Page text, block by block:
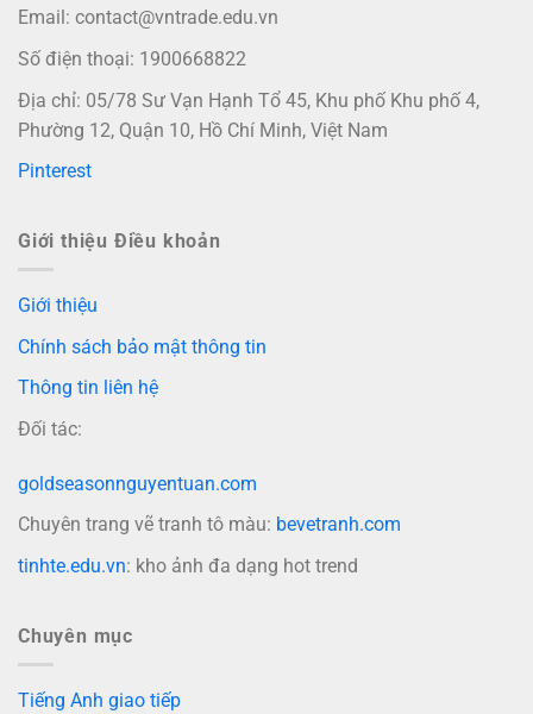
Email: contact@vntrade.edu.vn
Số điện thoại: 1900668822
Địa chỉ: 05/78 Sư Vạn Hạnh Tổ 45, Khu phố Khu phố 4,
Phường 12, Quận 10, Hồ Chí Minh, Việt Nam
Pinterest
Giới thiệu Điều khoản
Giới thiệu
Chính sách bảo mật thông tin
Thông tin liên hệ
Đối tác:
goldseasonnguyentuan.com
Chuyên trang vẽ tranh tô màu: bevetranh.com
tinhte.edu.vn: kho ảnh đa dạng hot trend
Chuyên mục
Tiếng Anh giao tiếp